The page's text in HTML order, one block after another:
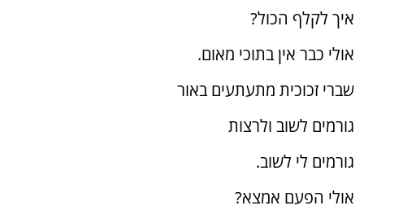
איך לקלף הכול?
אולי כבר אין בתוכי מאום.
שברי זכוכית מתעתעים באור
גורמים לשוב ולרצות
גורמים לי לשוב.
אולי הפעם אמצא?